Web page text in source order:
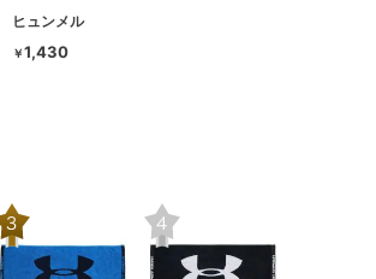
ヒュンメル
￥1,430